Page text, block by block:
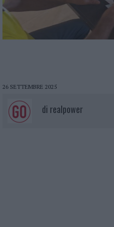
26 SETTEMBRE 2025
di realpower